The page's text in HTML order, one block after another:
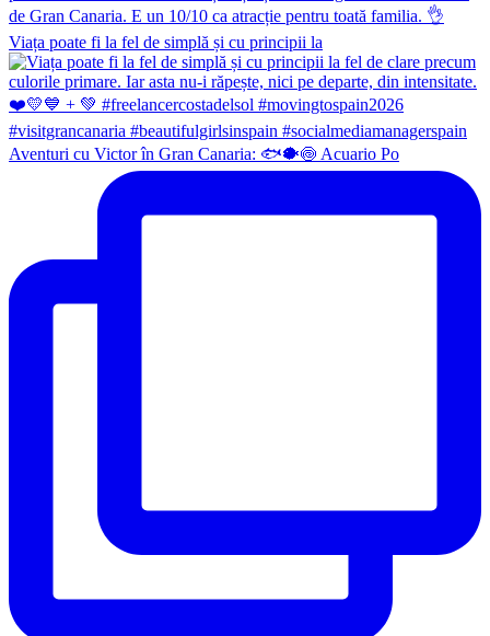
Viața poate fi la fel de simplă și cu principii la
Aventuri cu Victor în Gran Canaria: 🐟🐡🍥 Acuario Po